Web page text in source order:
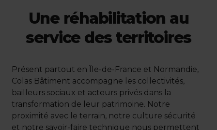
Une réhabilitation au
service des territoires
Présent partout en Île-de-France et Normandie,
Colas Bâtiment accompagne les collectivités,
bailleurs sociaux et acteurs privés dans la
transformation de leur patrimoine. Notre
proximité avec le terrain, notre culture sécurité
et notre savoir-faire technique nous permettent